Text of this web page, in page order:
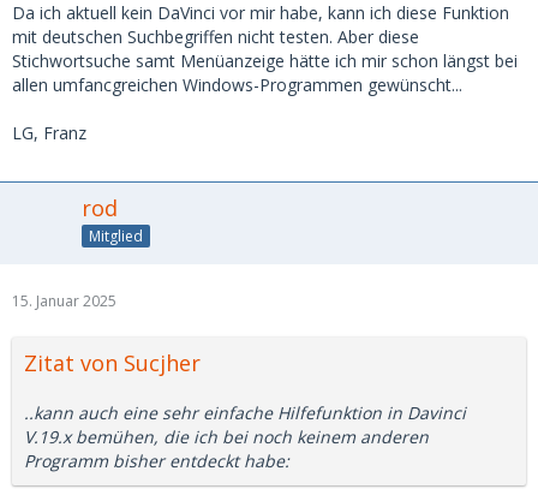
Da ich aktuell kein DaVinci vor mir habe, kann ich diese Funktion
mit deutschen Suchbegriffen nicht testen. Aber diese
Stichwortsuche samt Menüanzeige hätte ich mir schon längst bei
allen umfancgreichen Windows-Programmen gewünscht...
LG, Franz
rod
Mitglied
15. Januar 2025
Zitat von Sucjher
..kann auch eine sehr einfache Hilfefunktion in Davinci
V.19.x bemühen, die ich bei noch keinem anderen
Programm bisher entdeckt habe: